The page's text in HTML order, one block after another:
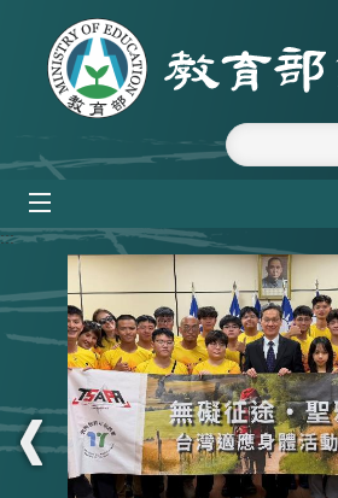
跳到主要內容區塊
:::